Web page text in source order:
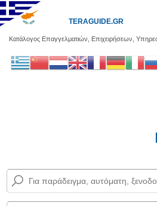
Κατάλογος Επαγγελματιών, Επιχειρήσεων,
TERAGUIDE.GR